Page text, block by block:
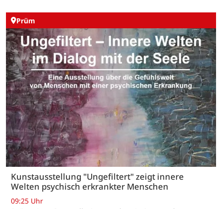
Prüm
Kunstausstellung "Ungefiltert" zeigt innere
Welten psychisch erkrankter Menschen
09:25 Uhr